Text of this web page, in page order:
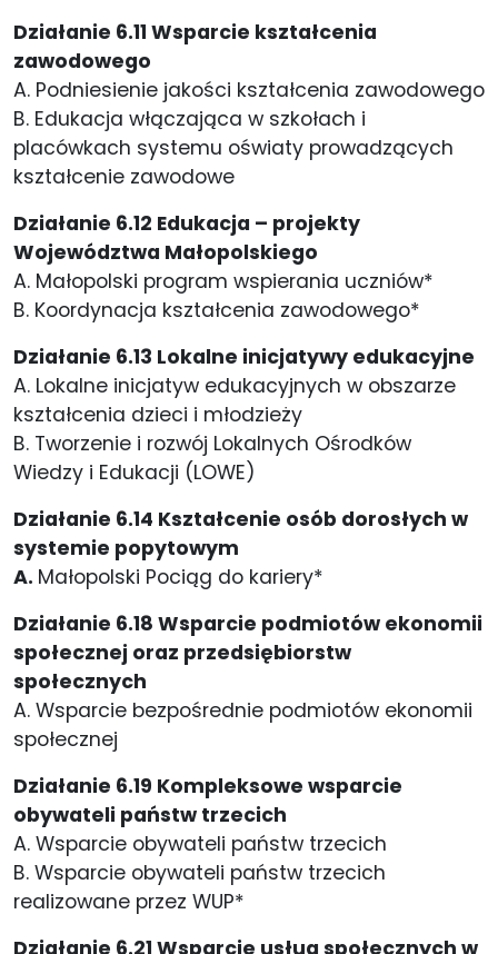
Działanie 6.11 Wsparcie kształcenia
zawodowego
A. Podniesienie jakości kształcenia zawodowego
B. Edukacja włączająca w szkołach i
placówkach systemu oświaty prowadzących
kształcenie zawodowe
Działanie ​6.12 Edukacja – projekty
Województwa Małopolskiego
A. Małopolski program wspierania uczniów*
B. Koordynacja kształcenia zawodowego*
Działanie 6.13 Lokalne inicjatywy edukacyjne
A. Lokalne inicjatyw edukacyjnych w obszarze
kształcenia dzieci i młodzieży
B. Tworzenie i rozwój Lokalnych Ośrodków
Wiedzy i Edukacji (LOWE)
Działanie 6.14 Kształcenie osób dorosłych w
systemie popytowym
A. Małopolski Pociąg do kariery*
Działanie 6.18 Wsparcie podmiotów ekonomii
społecznej oraz przedsiębiorstw
społecznych
A. Wsparcie bezpośrednie podmiotów ekonomii
społecznej
Działanie 6.19 Kompleksowe wsparcie
obywateli państw trzecich
A. Wsparcie obywateli państw trzecich
B. Wsparcie obywateli państw trzecich
realizowane przez WUP*
Działanie 6.21 Wsparcie usług społecznych w